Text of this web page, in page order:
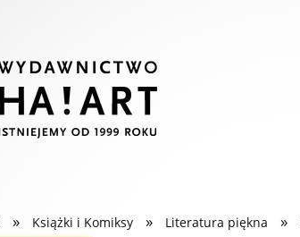
» Książki i Komiksy » Literatura piękna »